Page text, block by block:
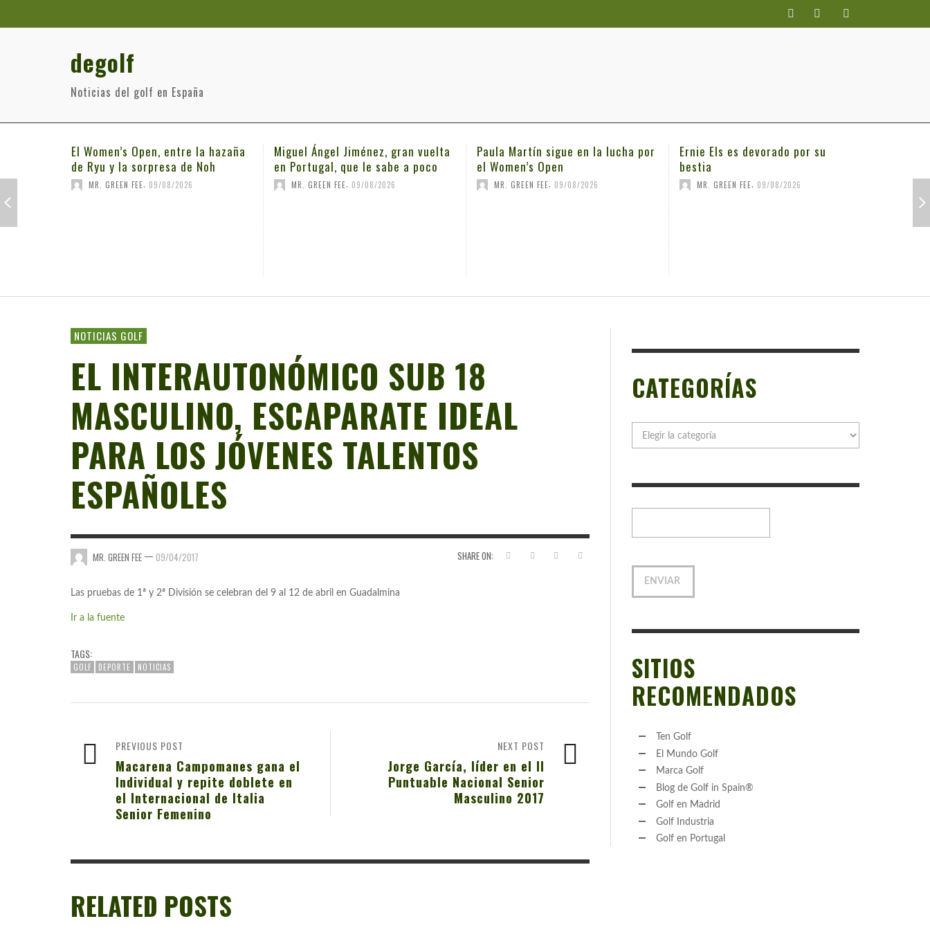
degolf
Noticias del golf en España
El Women’s Open, entre la hazaña
de Ryu y la sorpresa de Noh
MR. GREEN FEE 09/08/2026
Miguel Ángel Jiménez, gran vuelta
en Portugal, que le sabe a poco
MR. GREEN FEE 09/08/2026
Paula Martín sigue en la lucha por
el Women’s Open
MR. GREEN FEE 09/08/2026
Ernie Els es devorado por su
bestia
MR. GREEN FEE 09/08/2026
NOTICIAS GOLF
EL INTERAUTONÓMICO SUB 18
MASCULINO, ESCAPARATE IDEAL
PARA LOS JÓVENES TALENTOS
ESPAÑOLES
SHARE ON:
MR. GREEN FEE — 09/04/2017
Las pruebas de 1ª y 2ª División se celebran del 9 al 12 de abril en Guadalmina
Ir a la fuente
TAGS:
GOLF DEPORTE NOTICIAS
NEXT POST
Jorge García, líder en el II
Puntuable Nacional Senior
Masculino 2017
PREVIOUS POST
Macarena Campomanes gana el
Individual y repite doblete en
el Internacional de Italia
Senior Femenino
RELATED POSTS
CATEGORÍAS
SITIOS
RECOMENDADOS
Ten Golf
El Mundo Golf
Marca Golf
Blog de Golf in Spain®
Golf en Madrid
Golf Industria
Golf en Portugal